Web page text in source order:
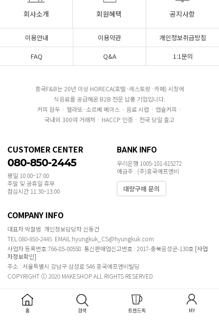
회사소개 회원혜택 공지사항
이용안내 이용약관
개인정보취급방침
FAQ
Q&A 1:1문의
흥국F&B는 20년 이상 HORECA(호텔·레스토랑·카페) 시장에
식음료를 공급해온 B2B 전문 납품 기업입니다.
커피 원두 · 젤라또·소르베 베이스 · 음료 시럽 · 캡슐커피 ·
국내외 300여 거래처 · HACCP 인증 · 전국 당일 출고
CUSTOMER CENTER
080-850-2445
평일 10:00~17:00
주말 및 공휴일 휴무
점심시간 11:30~13:00
BANK INFO
우리은행 1005-101-615272
예금주 : (주)흥국에프엔비
대량구매 문의
COMPANY INFO
대표자:박철범 개인정보담당자:신동건
TEL:080-850-2445 EMAIL:hyungkuk_CS@hyungkuk.com
사업자 등록번호:766-85-00558 통신판매업신고번호 : 2017-충북음성군-130호 [사업
자정보확인]
주소 : 서울특별시 강남구 삼성로 546 흥국에프엔비빌딩
COPYRIGHT ⓒ 2020 MAKESHOP ALL RIGHTS RESERVED.
홈 검색 트렌드픽 MY